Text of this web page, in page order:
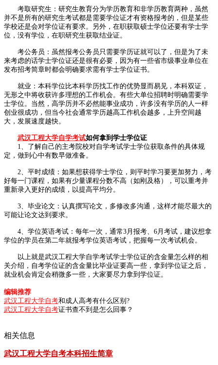
考取研究生：研究生教育分为学历教育和非学历教育两种，虽然
并不是所有的研究生考试都是需要学位证才有资格报考的，但是某些
学校还是会对学位证有要求。另外，在职获取硕士学位还要有学士学
位，没有学位，在职研究生获取结业证。
考公务员：虽然报考公务员只需要学历证就可以了，但是为了未
来考虑的话学士学位证还是很有必要，因为有一些省市级事业单位在
发布招考简章时都会明确要求需有学士学位证书。
就业：本科学位比本科学历找工作的优势显而易见，本科双证，
无形之中将收获许多理想的工作机会。有些大单位招聘时明确需要学
士学位。当然，高学历并不必然能事业成功，许多没有学历的人一样
创业很成功，但当今社会通常学历越高工作机会越多，上升空间越
大，发展速度越快。
武汉工程大学自学考试如何拿到学士学位证
1、了解自己的主考院校对自学考试学士学位获取条件的具体规
定，做到心中有数早做准备。
2、平时成绩：如果想获得学士学位，则平时学习要更加努力，考
好每一门课程，如果有少量课程分数不高（如刚及格），可以重考并
重新录入更好的成绩，以提高平均分。
3、毕业论文：认真撰写论文，多修改多沟通，这样才能尽最大的
可能让论文达到要求。
4、学位英语考试：每年一次，通常3月报考、6月考试，建议想拿
学位的学员在第二年就报考学位英语考试，把握每一次考试机会。
以上就是武汉工程大学自学考试学士学位证的含金量怎么样的相
关介绍，自考学位证的含金量比毕业证要高一些，拿到学位证之后，
就业机会肯定会稍微多一些，大家要尽力拿到学位证。
编辑推荐
武汉工程大学自考和成人高考有什么区别?
武汉工程大学自考证书查不到是怎么回事？
相关信息
武汉工程大学自考本科招生简章